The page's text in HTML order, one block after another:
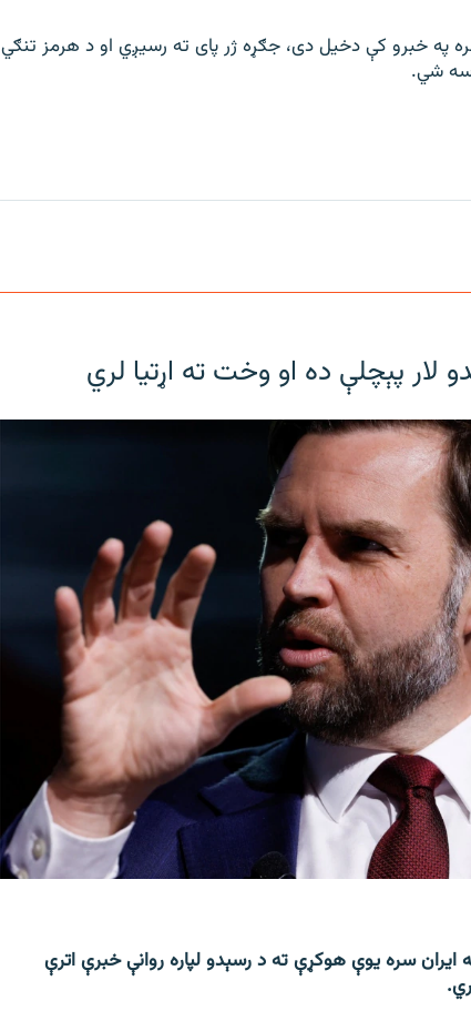
په خبرو کې دخیل دی، جګړه ژر پای ته رسیږي او د هرمز تنګي
شي.
پېچلې ده او وخت ته اړتیا لري
سره یوې هوکړې ته د رسېدو لپاره روانې خبرې اترې